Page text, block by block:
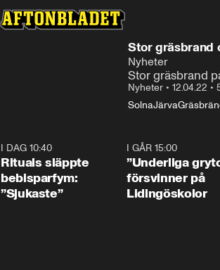
Stor gräsbrand
Nyheter
Stor gräsbrand
Nyheter • 12.04.22 •
SolnaJärva
I DAG 10:40
Rituals släppte
bebisparfym:
”Sjukaste”
I GÅR 15:00
”Underliga
försvinner på
Lidingöskolor